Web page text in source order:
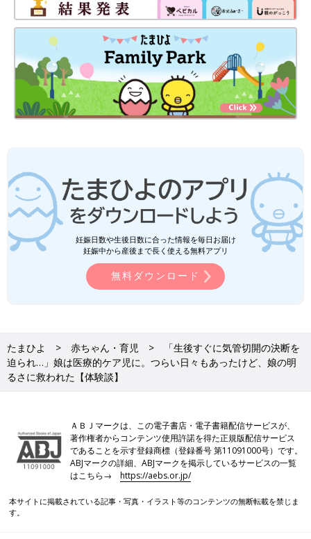
妊娠日数や生後日数に合った情報を毎日お届け
妊娠中から産後まで長く使える無料アプリ
無料ダウンロード
たまひよ 赤ちゃん・育児
「生後すぐに気管切開の決断を
迫られ…」娘は医療的ケア児に。つらい日々もあったけど、娘の明
るさに救われた【体験談】
ＡＢＪマークは、この電子書店・電子書籍配信サービスが、
著作権者からコンテンツ使用許諾を得た正規版配信サービス
であることを示す登録商標（登録番号 第11091000号）です。
ABJマークの詳細、ABJマークを掲示しているサービスの一覧
はこちら→https://aebs.or.jp/
本サイトに掲載されている記事・写真・イラスト等のコンテンツの無断転載を禁じま
す。